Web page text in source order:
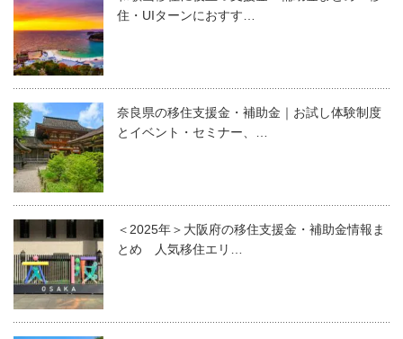
住・UIターンにおすす…
奈良県の移住支援金・補助金｜お試し体験制度
とイベント・セミナー、…
＜2025年＞大阪府の移住支援金・補助金情報ま
とめ 人気移住エリ…